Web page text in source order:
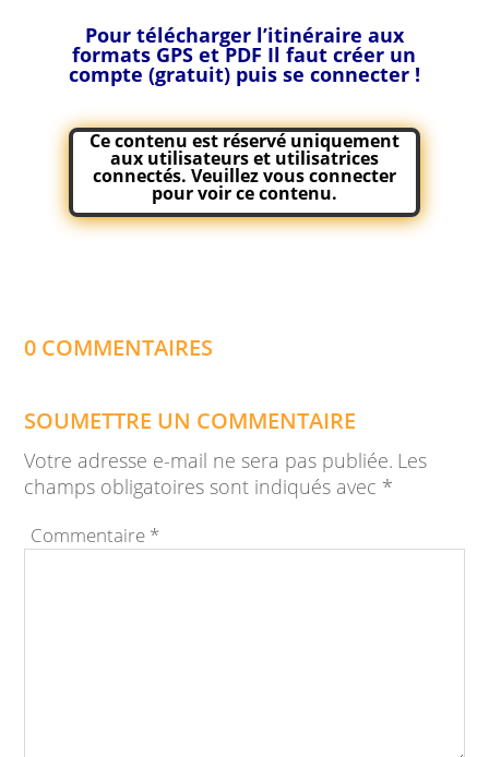
Pour télécharger l’itinéraire aux
formats GPS et PDF Il faut créer un
compte (gratuit) puis se connecter !
Ce contenu est réservé uniquement
aux utilisateurs et utilisatrices
connectés. Veuillezvous connecter
pour voir ce contenu.
0 COMMENTAIRES
SOUMETTRE UN COMMENTAIRE
Votre adresse e-mail ne sera pas publiée. Les
champs obligatoires sont indiqués avec *
Commentaire *